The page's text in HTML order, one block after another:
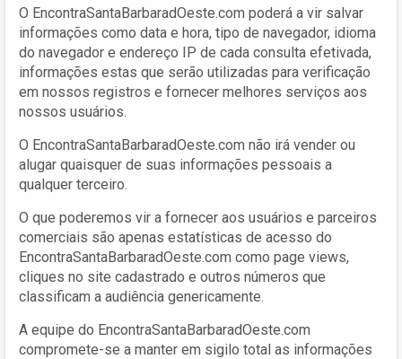
O EncontraSantaBarbaradOeste.com poderá a vir salvar
informações como data e hora, tipo de navegador, idioma
do navegador e endereço IP de cada consulta efetivada,
informações estas que serão utilizadas para verificação
em nossos registros e fornecer melhores serviços aos
nossos usuários.
O EncontraSantaBarbaradOeste.com não irá vender ou
alugar quaisquer de suas informações pessoais a
qualquer terceiro.
O que poderemos vir a fornecer aos usuários e parceiros
comerciais são apenas estatísticas de acesso do
EncontraSantaBarbaradOeste.com como page views,
cliques no site cadastrado e outros números que
classificam a audiência genericamente.
A equipe do EncontraSantaBarbaradOeste.com
compromete-se a manter em sigilo total as informações